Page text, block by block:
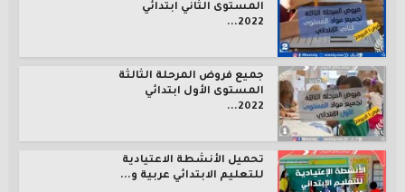
المستوى الثاني ابتدائي
2022...
جميع فروض المرحلة الثالثة
المستوى الأول ابتدائي
2022...
تحميل الأنشطة الاعتيادية
للتعليم الابتدائي عربية و...